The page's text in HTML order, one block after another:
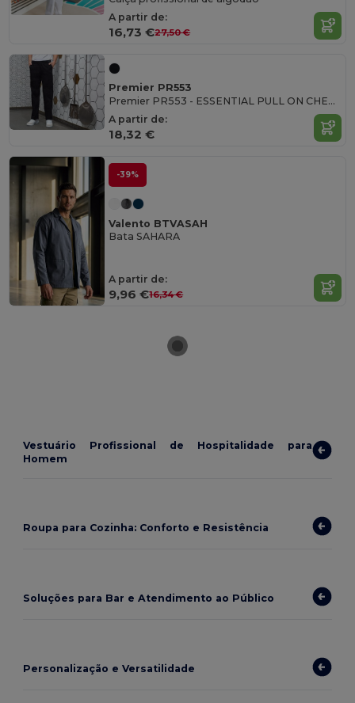
A partir de:
16,73 €27,50 €
Premier PR553
Premier PR553 - ESSENTIAL PULL ON CHEF'S TROUSERS
A partir de:
18,32 €
-39%
Valento BTVASAH
Bata SAHARA
A partir de:
9,96 €16,34 €
Vestuário Profissional de Hospitalidade para
Homem
Roupa para Cozinha: Conforto e Resistência
Soluções para Bar e Atendimento ao Público
Personalização e Versatilidade